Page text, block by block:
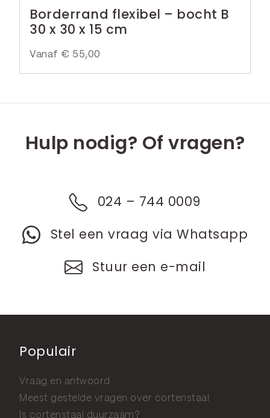
Borderrand flexibel – bocht B
30 x 30 x 15 cm
Vanaf € 55,00
Hulp nodig? Of vragen?
024 – 744 0009
Stel een vraag via Whatsapp
Stuur een e-mail
Populair
Vraag en antwoord
Meest gestelde vragen over cortenstaal
Is cortenstaal duurzaam?